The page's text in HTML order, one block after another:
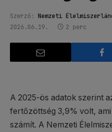
Szerző: Nemzeti
2026.06.19.
2 perc
A 2025-ös adatok szerint
fertőzöttség 3,9% volt,
számít. A Nemzeti